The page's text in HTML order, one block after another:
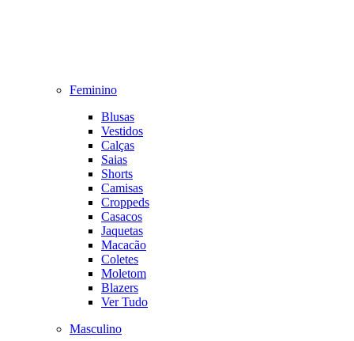
Feminino
Blusas
Vestidos
Calças
Saias
Shorts
Camisas
Croppeds
Casacos
Jaquetas
Macacão
Coletes
Moletom
Blazers
Ver Tudo
Masculino